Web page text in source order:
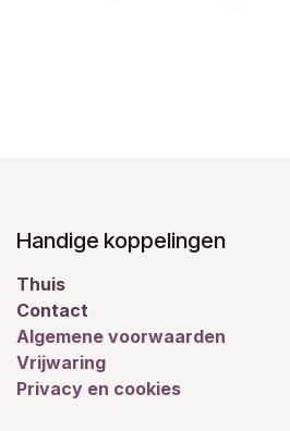
Handige koppelingen
Thuis
Contact
Algemene voorwaarden
Vrijwaring
Privacy en cookies